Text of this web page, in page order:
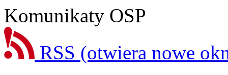
Komunikaty OSP
RSS (otwiera nowe